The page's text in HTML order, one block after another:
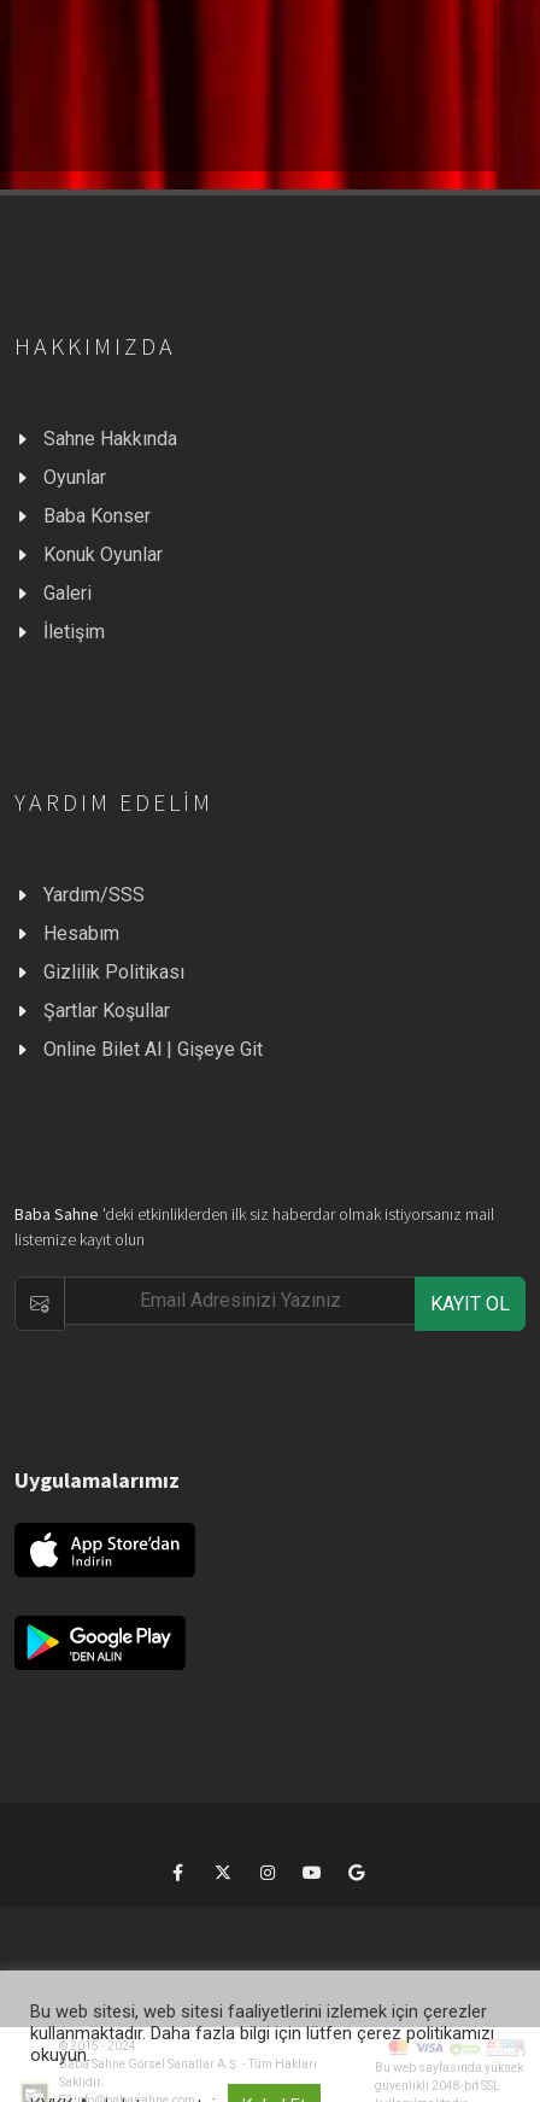
HAKKIMIZDA
Sahne Hakkında
Oyunlar
Baba Konser
Konuk Oyunlar
Galeri
İletişim
YARDIM EDELIM
Yardım/SSS
Hesabım
Gizlilik Politikası
Şartlar Koşullar
Online Bilet Al | Gişeye Git
Baba Sahne 'deki etkinliklerden ilk siz haberdar olmak istiyorsanız mail
listemize kayıt olun
KAYIT OL
Uygulamalarımız
© 2015 - 2024
Baba Sahne Görsel Sanatlar A.Ş. - Tüm Hakları
Saklıdır.
Bu web sayfasında yüksek
güvenlikli 2048-bit SSL
Bu web sitesi, web sitesi faaliyetlerini izlemek için çerezler
kullanmaktadır. Daha fazla bilgi için lütfen çerez politikamızı
okuyun.